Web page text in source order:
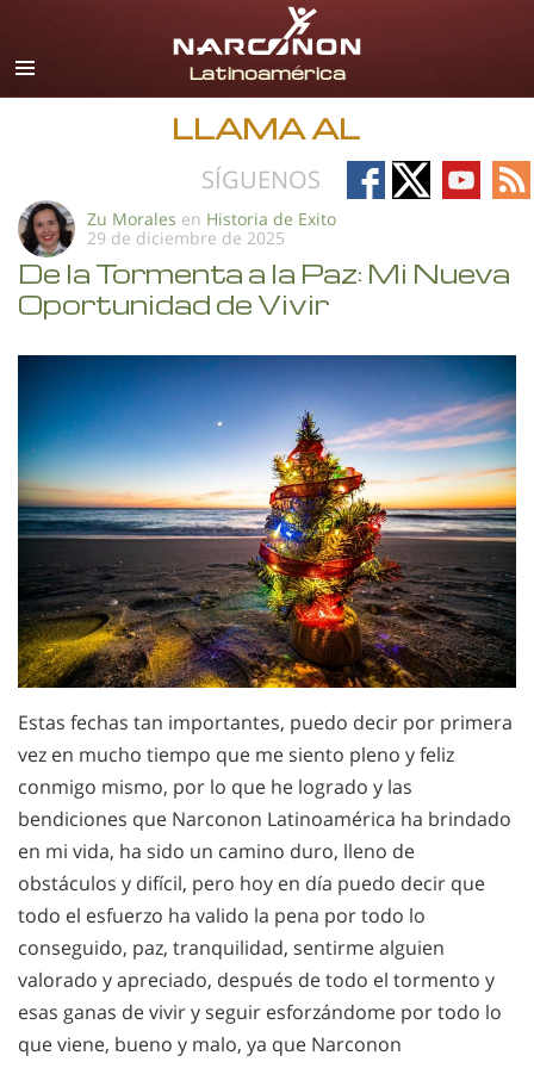
Español
Todas las Regiones/Idiomas
LLAMA AL
SÍGUENOS
Follow
on
Follow
on
Follow
on
on
Zu Morales en Historia de Exito
29 de diciembre de 2025
De la Tormenta a la Paz: Mi Nueva
Oportunidad de Vivir
Estas fechas tan importantes, puedo decir por primera
vez en mucho tiempo que me siento pleno y feliz
conmigo mismo, por lo que he logrado y las
bendiciones que Narconon Latinoamérica ha brindado
en mi vida, ha sido un camino duro, lleno de
obstáculos y difícil, pero hoy en día puedo decir que
todo el esfuerzo ha valido la pena por todo lo
conseguido, paz, tranquilidad, sentirme alguien
valorado y apreciado, después de todo el tormento y
esas ganas de vivir y seguir esforzándome por todo lo
que viene, bueno y malo, ya que Narconon